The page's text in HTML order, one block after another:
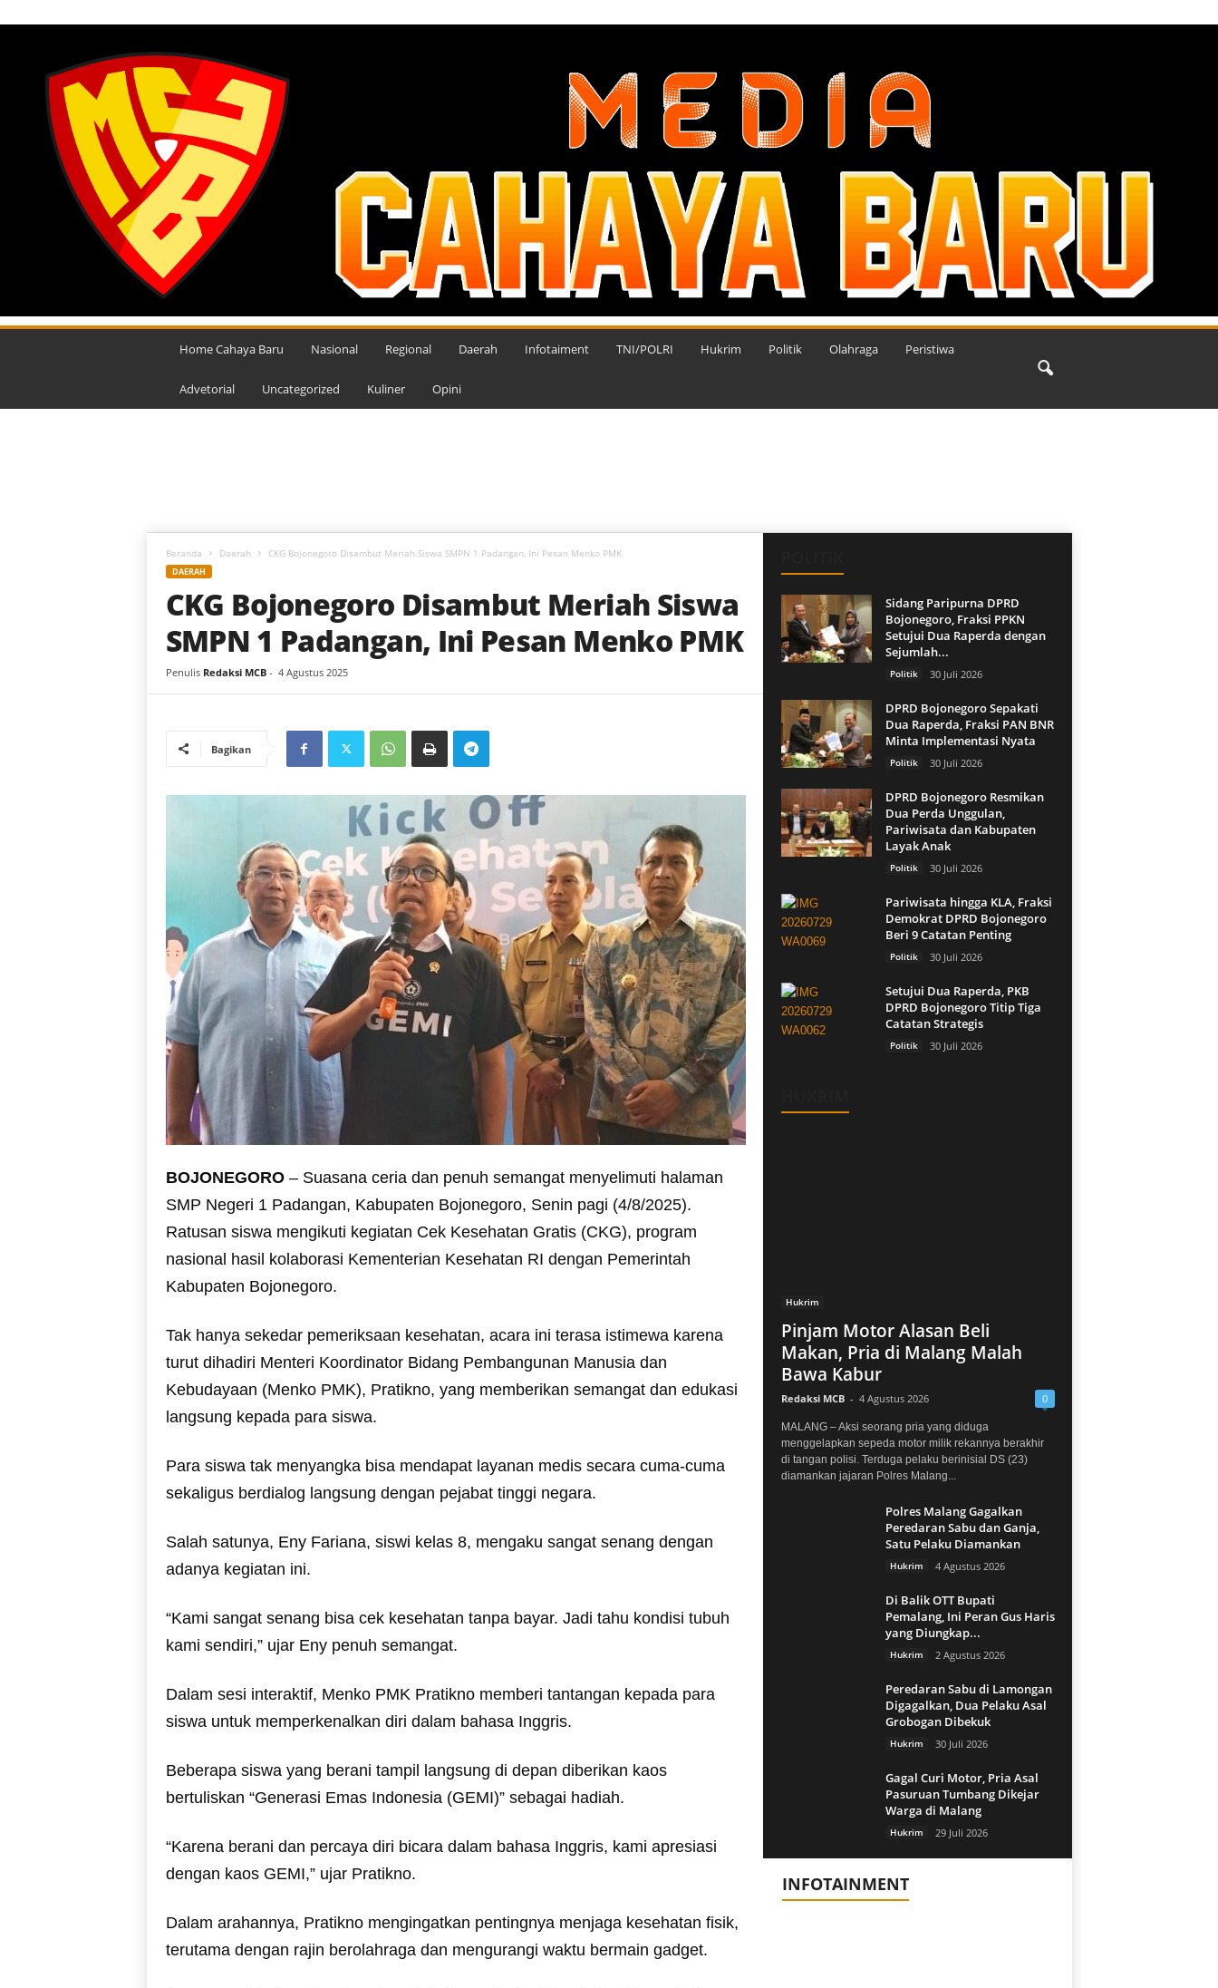
M
Home Cahaya Baru Nasional Regional Daerah Infotaiment TNI/POLRI Hukrim Politik Olahraga Peristiwa
Advetorial Uncategorized Kuliner Opini
Beranda Daerah CKG Bojonegoro Disambut Meriah Siswa SMPN 1 Padangan, Ini Pesan Menko PMK
DAERAH
CKG Bojonegoro Disambut Meriah Siswa
SMPN 1 Padangan, Ini Pesan Menko PMK
Penulis Redaksi MCB- 4 Agustus 2025
Bagikan
BOJONEGORO– Suasana ceria dan penuh semangat menyelimuti halaman
SMP Negeri 1 Padangan, Kabupaten Bojonegoro, Senin pagi (4/8/2025).
Ratusan siswa mengikuti kegiatan Cek Kesehatan Gratis (CKG), program
nasional hasil kolaborasi Kementerian Kesehatan RI dengan Pemerintah
Kabupaten Bojonegoro.
Tak hanya sekedar pemeriksaan kesehatan, acara ini terasa istimewa karena
turut dihadiri Menteri Koordinator Bidang Pembangunan Manusia dan
Kebudayaan (Menko PMK), Pratikno, yang memberikan semangat dan edukasi
langsung kepada para siswa.
Para siswa tak menyangka bisa mendapat layanan medis secara cuma-cuma
sekaligus berdialog langsung dengan pejabat tinggi negara.
Salah satunya, Eny Fariana, siswi kelas 8, mengaku sangat senang dengan
adanya kegiatan ini.
“Kami sangat senang bisa cek kesehatan tanpa bayar. Jadi tahu kondisi tubuh
kami sendiri,” ujar Eny penuh semangat.
Dalam sesi interaktif, Menko PMK Pratikno memberi tantangan kepada para
siswa untuk memperkenalkan diri dalam bahasa Inggris.
Beberapa siswa yang berani tampil langsung di depan diberikan kaos
bertuliskan “Generasi Emas Indonesia (GEMI)” sebagai hadiah.
“Karena berani dan percaya diri bicara dalam bahasa Inggris, kami apresiasi
dengan kaos GEMI,” ujar Pratikno.
Dalam arahannya, Pratikno mengingatkan pentingnya menjaga kesehatan fisik,
terutama dengan rajin berolahraga dan mengurangi waktu bermain gadget.
Sidang Paripurna DPRD
Bojonegoro, Fraksi PPKN
Setujui Dua Raperda dengan
Sejumlah...
Politik 30 Juli 2026
DPRD Bojonegoro Sepakati
Dua Raperda, Fraksi PAN BNR
Minta Implementasi Nyata
Politik 30 Juli 2026
DPRD Bojonegoro Resmikan
Dua Perda Unggulan,
Pariwisata dan Kabupaten
Layak Anak
Politik 30 Juli 2026
Pariwisata hingga KLA, Fraksi
Demokrat DPRD Bojonegoro
Beri 9 Catatan Penting
Politik 30 Juli 2026
Setujui Dua Raperda, PKB
DPRD Bojonegoro Titip Tiga
Catatan Strategis
Politik 30 Juli 2026
Hukrim
Pinjam Motor Alasan Beli
Makan, Pria di Malang Malah
Bawa Kabur
Redaksi MCB - 4 Agustus 2026 0
MALANG – Aksi seorang pria yang diduga
menggelapkan sepeda motor milik rekannya berakhir
di tangan polisi. Terduga pelaku berinisial DS (23)
diamankan jajaran Polres Malang...
Polres Malang Gagalkan
Peredaran Sabu dan Ganja,
Satu Pelaku Diamankan
Hukrim 4 Agustus 2026
Di Balik OTT Bupati
Pemalang, Ini Peran Gus Haris
yang Diungkap...
Hukrim 2 Agustus 2026
Peredaran Sabu di Lamongan
Digagalkan, Dua Pelaku Asal
Grobogan Dibekuk
Hukrim 30 Juli 2026
Gagal Curi Motor, Pria Asal
Pasuruan Tumbang Dikejar
Warga di Malang
Hukrim 29 Juli 2026
INFOTAINMENT